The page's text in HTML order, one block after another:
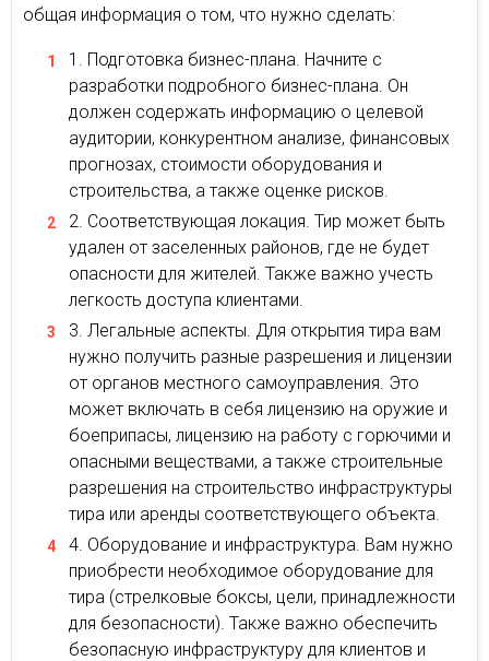
общая информация о том, что нужно сделать:
Подготовка бизнес-плана. Начните с
разработки подробного бизнес-плана. Он
должен содержать информацию о целевой
аудитории, конкурентном анализе, финансовых
прогнозах, стоимости оборудования и
строительства, а также оценке рисков.
Соответствующая локация. Тир может быть
удален от заселенных районов, где не будет
опасности для жителей. Также важно учесть
легкость доступа клиентами.
Легальные аспекты. Для открытия тира вам
нужно получить разные разрешения и лицензии
от органов местного самоуправления. Это
может включать в себя лицензию на оружие и
боеприпасы, лицензию на работу с горючими и
опасными веществами, а также строительные
разрешения на строительство инфраструктуры
тира или аренды соответствующего объекта.
Оборудование и инфраструктура. Вам нужно
приобрести необходимое оборудование для
тира (стрелковые боксы, цели, принадлежности
для безопасности). Также важно обеспечить
безопасную инфраструктуру для клиентов и